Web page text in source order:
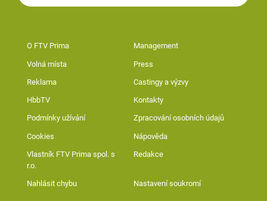
O FTV Prima Management
Volná místa Press
Reklama Castingy a výzvy
HbbTV Kontakty
Podmínky užívání Zpracování osobních údajů
Cookies Nápověda
Vlastník FTV Prima spol. s
r.o.
Redakce
Nahlásit chybu Nastavení soukromí